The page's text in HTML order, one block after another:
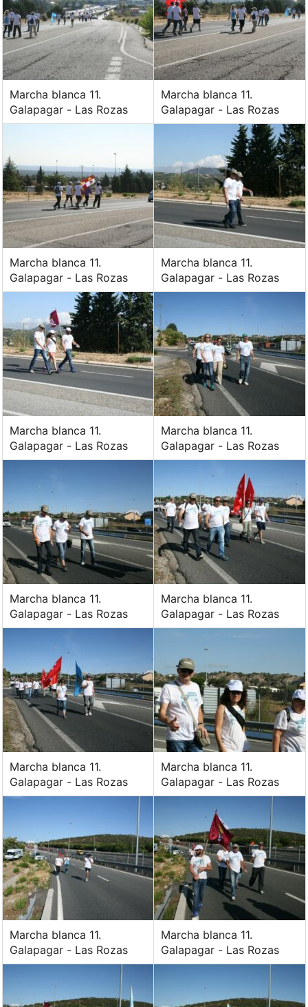
Marcha blanca 11.
Galapagar - Las Rozas
Marcha blanca 11.
Galapagar - Las Rozas
Marcha blanca 11.
Galapagar - Las Rozas
Marcha blanca 11.
Galapagar - Las Rozas
Marcha blanca 11.
Galapagar - Las Rozas
Marcha blanca 11.
Galapagar - Las Rozas
Marcha blanca 11.
Galapagar - Las Rozas
Marcha blanca 11.
Galapagar - Las Rozas
Marcha blanca 11.
Galapagar - Las Rozas
Marcha blanca 11.
Galapagar - Las Rozas
Marcha blanca 11.
Galapagar - Las Rozas
Marcha blanca 11.
Galapagar - Las Rozas